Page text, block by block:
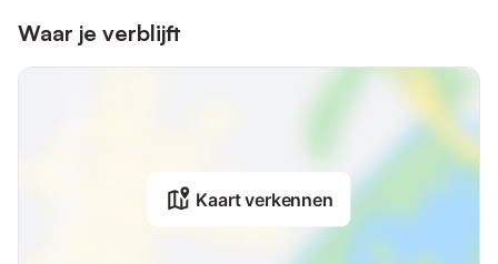
Waar je verblijft
Kaart verkennen